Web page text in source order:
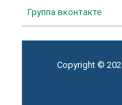
Группа вконтакте
Copyright ©